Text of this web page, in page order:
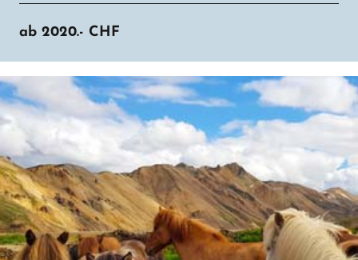
ab 2020.- CHF